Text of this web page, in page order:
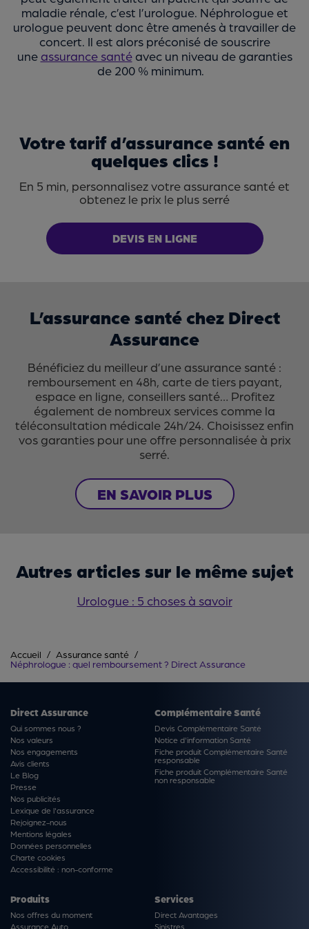
maladie rénale, c’est l’urologue. Néphrologue et
urologue peuvent donc être amenés à travailler de
concert. Il est alors préconisé de souscrire
une assurance santéavec un niveau de garanties
de 200 % minimum.
Votre tarif d’assurance santé en
quelques clics !
En 5 min, personnalisez votre assurance santé et
obtenez le prix le plus serré
DEVIS EN LIGNE
L’assurance santé chez Direct
Assurance
Bénéficiez du meilleur d’une assurance santé :
remboursement en 48h, carte de tiers payant,
espace en ligne, conseillers santé… Profitez
également de nombreux services comme la
téléconsultation médicale 24h/24. Choisissez enfin
vos garanties pour une offre personnalisée à prix
serré.
EN SAVOIR PLUS
Autres articles sur le même sujet
Urologue : 5 choses à savoir
Accueil
Assurance santé
Néphrologue : quel remboursement ? Direct Assurance
Direct Assurance
Qui sommes nous ?
Nos valeurs
Nos engagements
Avis clients
Le Blog
Presse
Nos publicités
Lexique de l'assurance
Rejoignez-nous
Mentions légales
Données personnelles
Charte cookies
Accessibilité : non-conforme
Complémentaire Santé
Devis Complémentaire Santé
Notice d'information Santé
Fiche produit Complémentaire Santé
responsable
Fiche produit Complémentaire Santé
non responsable
Produits
Nos offres du moment
Assurance Auto
Services
Direct Avantages
Sinistres